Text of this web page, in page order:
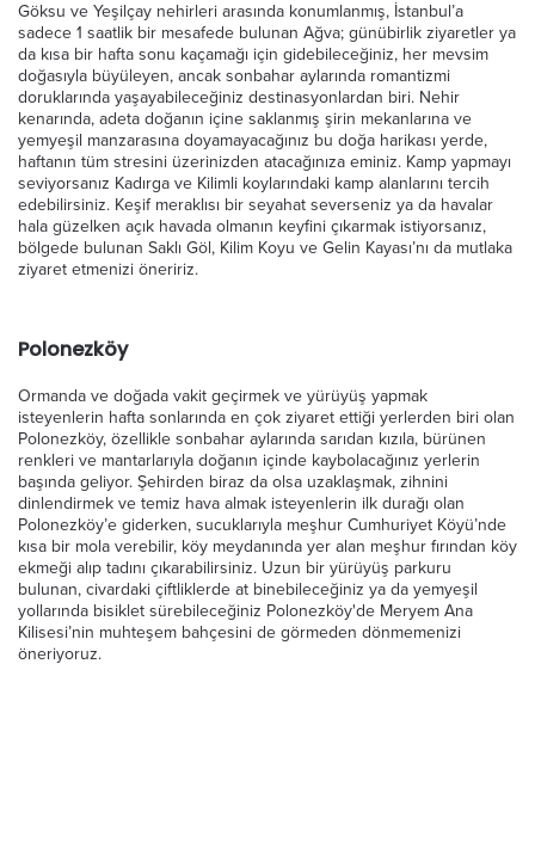
Göksu ve Yeşilçay nehirleri arasında konumlanmış, İstanbul’a
sadece 1 saatlik bir mesafede bulunan Ağva; günübirlik ziyaretler ya
da kısa bir hafta sonu kaçamağı için gidebileceğiniz, her mevsim
doğasıyla büyüleyen, ancak sonbahar aylarında romantizmi
doruklarında yaşayabileceğiniz destinasyonlardan biri. Nehir
kenarında, adeta doğanın içine saklanmış şirin mekanlarına ve
yemyeşil manzarasına doyamayacağınız bu doğa harikası yerde,
haftanın tüm stresini üzerinizden atacağınıza eminiz. Kamp yapmayı
seviyorsanız Kadırga ve Kilimli koylarındaki kamp alanlarını tercih
edebilirsiniz. Keşif meraklısı bir seyahat severseniz ya da havalar
hala güzelken açık havada olmanın keyfini çıkarmak istiyorsanız,
bölgede bulunan Saklı Göl, Kilim Koyu ve Gelin Kayası’nı da mutlaka
ziyaret etmenizi öneririz.
Polonezköy
Ormanda ve doğada vakit geçirmek ve yürüyüş yapmak
isteyenlerin hafta sonlarında en çok ziyaret ettiği yerlerden biri olan
Polonezköy, özellikle sonbahar aylarında sarıdan kızıla, bürünen
renkleri ve mantarlarıyla doğanın içinde kaybolacağınız yerlerin
başında geliyor. Şehirden biraz da olsa uzaklaşmak, zihnini
dinlendirmek ve temiz hava almak isteyenlerin ilk durağı olan
Polonezköy’e giderken, sucuklarıyla meşhur Cumhuriyet Köyü’nde
kısa bir mola verebilir, köy meydanında yer alan meşhur fırından köy
ekmeği alıp tadını çıkarabilirsiniz. Uzun bir yürüyüş parkuru
bulunan, civardaki çiftliklerde at binebileceğiniz ya da yemyeşil
yollarında bisiklet sürebileceğiniz Polonezköy'de Meryem Ana
Kilisesi’nin muhteşem bahçesini de görmeden dönmemenizi
öneriyoruz.